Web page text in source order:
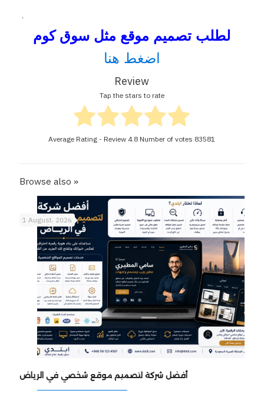
.
لطلب تصميم موقع مثل سوق كوم
اضغط هنا
Review
Tap the stars to rate
Average Rating - Review 4.8 Number of votes 83581
Browse also »
1 August، 2026
أفضل شركة لتصميم موقع شخصي في الرياض